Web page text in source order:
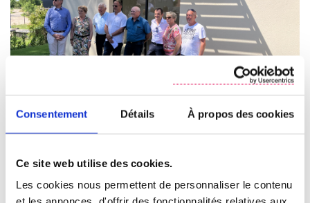
Consentement Détails À propos des cookies
Ce site web utilise des cookies.
Les cookies nous permettent de personnaliser le contenu
Située dans la commune deRoppenheim
résidence s’intègre harmonieusement dans un cadre de vie
rural et dynamique. Avec ses 966 habitants, Roppenheim